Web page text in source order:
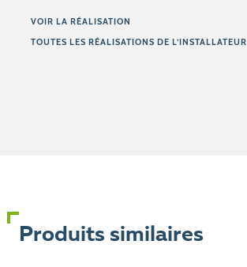
VOIR LA RÉALISATION
TOUTES LES RÉALISATIONS DE L’INSTALLATEUR
Produits similaires